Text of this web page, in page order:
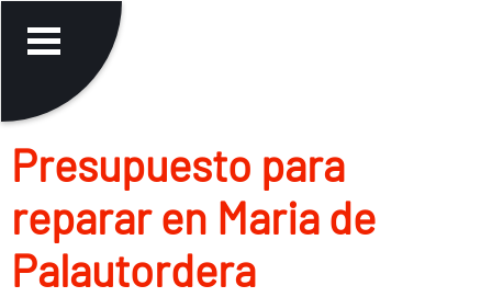
Presupuesto para
reparar en Maria de
Palautordera